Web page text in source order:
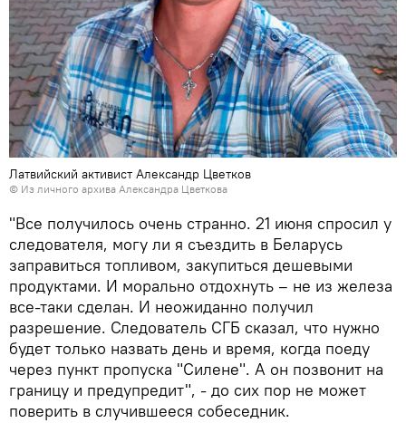
Латвийский активист Александр Цветков
© Из личного архива Александра Цветкова
"Все получилось очень странно. 21 июня спросил у
следователя, могу ли я съездить в Беларусь
заправиться топливом, закупиться дешевыми
продуктами. И морально отдохнуть – не из железа
все-таки сделан. И неожиданно получил
разрешение. Следователь СГБ сказал, что нужно
будет только назвать день и время, когда поеду
через пункт пропуска "Силене". А он позвонит на
границу и предупредит", - до сих пор не может
поверить в случившееся собеседник.